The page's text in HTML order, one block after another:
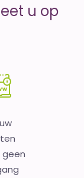
u op
geen